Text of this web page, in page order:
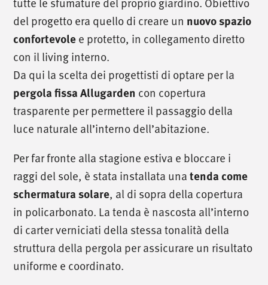
del progetto era quello di creare un nuovo spazio
confortevolee protetto, in collegamento diretto
con il living interno.
Da qui la scelta dei progettisti di optare per la
pergola fissa Allugarden con copertura
trasparente per permettere il passaggio della
luce naturale all’interno dell’abitazione.
Per far fronte alla stagione estiva e bloccare i
raggi del sole, è stata installata unatenda come
schermatura solare, al di sopra della copertura
in policarbonato. La tenda è nascosta all’interno
di carter verniciati della stessa tonalità della
struttura della pergola per assicurare un risultato
uniforme e coordinato.